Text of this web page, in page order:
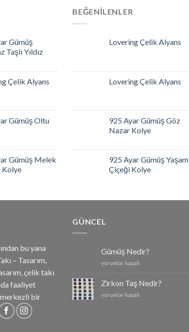
Gümüş
Taşlı Yıldız
Çelik Alyans
Gümüş Oltu
Gümüş Melek
Kolye
BEĞENILENLER
Lovering Çelik Alyans
Lovering Çelik Alyans
925 Ayar Gümüş Göz
Nazar Kolye
925 Ayar Gümüş Yaşam
Çiçeği Kolye
bu yana
– Tasarım,
çelik takı
faaliyet
bir
GÜNCEL
Gümüş Nedir?
Gümüş
yorumlar kapalı
Zirkon Taş Nedir?
Zirkon
yorumlar kapalı